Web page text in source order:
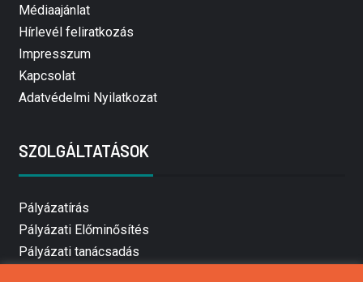
Médiaajánlat
Hírlevél feliratkozás
Impresszum
Kapcsolat
Adatvédelmi Nyilatkozat
SZOLGÁLTATÁSOK
Pályázatírás
Pályázati Előminősítés
Pályázati tanácsadás